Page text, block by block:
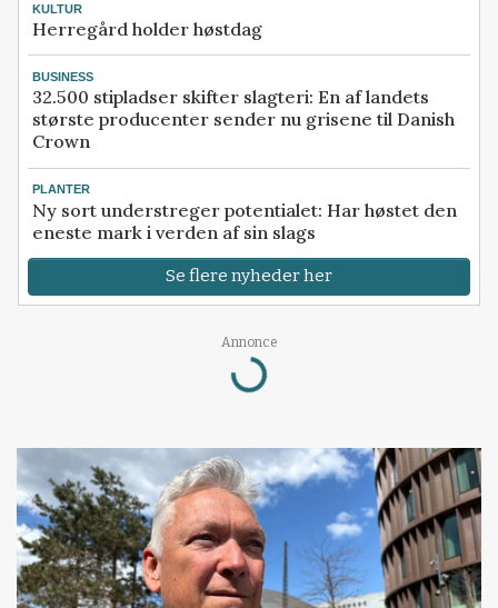
KULTUR
Herregård holder høstdag
BUSINESS
32.500 stipladser skifter slagteri: En af landets
største producenter sender nu grisene til Danish
Crown
PLANTER
Ny sort understreger potentialet: Har høstet den
eneste mark i verden af sin slags
Se flere nyheder her
Annonce
Loading...